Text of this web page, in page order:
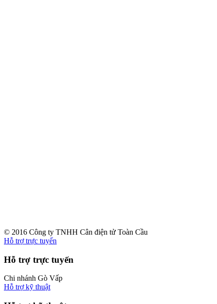
© 2016 Công ty TNHH Cân điện tử Toàn Cầu
Hỗ trợ trực tuyến
Hỗ trợ trực tuyến
Chi nhánh Gò Vấp
Hỗ trợ kỹ thuật